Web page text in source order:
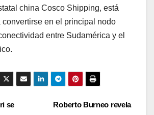
china Cosco Shipping, está
convertirse en el principal nodo
entre Sudamérica y el
Roberto Burneo revela
se